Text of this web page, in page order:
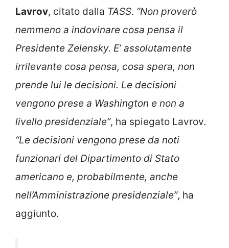
Lavrov, citato dalla TASS. “Non proverò
nemmeno a indovinare cosa pensa il
Presidente Zelensky. E’ assolutamente
irrilevante cosa pensa, cosa spera, non
prende lui le decisioni. Le decisioni
vengono prese a Washington e non a
livello presidenziale”, ha spiegato Lavrov.
“Le decisioni vengono prese da noti
funzionari del Dipartimento di Stato
americano e, probabilmente, anche
nell’Amministrazione presidenziale”, ha
aggiunto.